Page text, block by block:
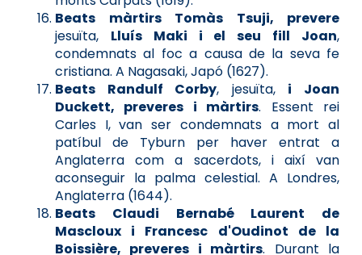
Beats màrtirs Tomàs Tsuji, prevere
jesuïta, Lluís Maki i el seu fill Joan,
condemnats al foc a causa de la seva fe
cristiana. A Nagasaki, Japó (1627).
Beats Randulf Corby, jesuïta, i Joan
Duckett, preveres i màrtirs. Essent rei
Carles I, van ser condemnats a mort al
patíbul de Tyburn per haver entrat a
Anglaterra com a sacerdots, i així van
aconseguir la palma celestial. A Londres,
Anglaterra (1644).
Beats Claudi Bernabé Laurent de
Mascloux i Francesc d'Oudinot de la
Boissière, preveres i màrtirs. Durant la